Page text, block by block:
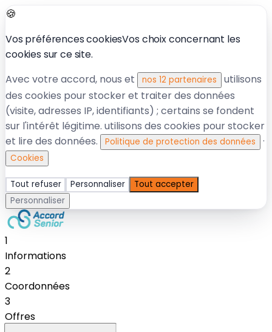
🍪
Vos préférences cookiesVos choix concernant les
cookies sur ce site.
Avec votre accord, nous et
nos 12 partenaires
utilisons
des cookies pour stocker et traiter des données
(visite, adresses IP, identifiants) ; certains se fondent
sur l'intérêt légitime. utilisons des cookies pour stocker
et lire des données.
Politique de protection des données ·
Cookies
Tout refuser Personnaliser
Tout accepter
Personnaliser
1
Informations
2
Coordonnées
3
Offres